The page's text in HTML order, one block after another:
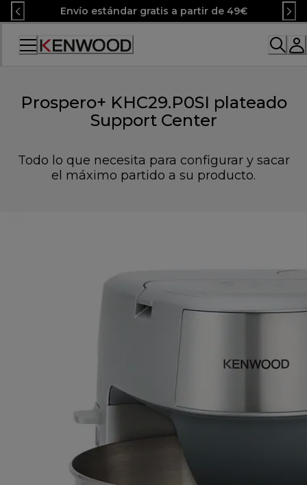
Skip
to
Content
Envío estándar gratis a partir de 49€
Accessibility
Prospero+ KHC29.P0SI plateado
Support Center
Todo lo que necesita para configurar y sacar
el máximo partido a su producto.